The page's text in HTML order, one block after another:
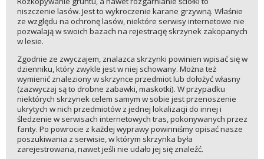
niszczenie lasów. Jest to wykroczenie karane grzywną. Właśnie
ze względu na ochronę lasów, niektóre serwisy internetowe nie
pozwalają w swoich bazach na rejestrację skrzynek zakopanych
w lesie.
Zgodnie ze zwyczajem, znalazca skrzynki powinien wpisać się w
dzienniku, który zwykle jest w niej schowany. Można też
wymienić znaleziony w skrzynce przedmiot lub dołożyć własny
(zazwyczaj są to drobne zabawki, maskotki). W przypadku
niektórych skrzynek celem samym w sobie jest przenoszenie
ukrytych w nich przedmiotów z jednej lokalizacji do innej i
śledzenie w serwisach internetowych tras, pokonywanych przez
fanty. Po powrocie z każdej wyprawy powinniśmy opisać nasze
poszukiwania z serwisie, w którym skrzynka była
zarejestrowana, nawet jeśli nie udało jej się znaleźć.